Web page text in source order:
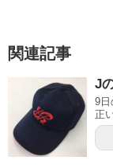
関連記事
J
9日
正